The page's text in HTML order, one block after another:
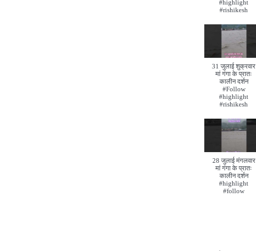
#highlight
#rishikesh
31 जुलाई शुक्रवार
मां गंगा के प्रातः
कालीन दर्शन
#Follow
#highlight
#rishikesh
28 जुलाई मंगलवार
मां गंगा के प्रातः
कालीन दर्शन
#highlight
#follow